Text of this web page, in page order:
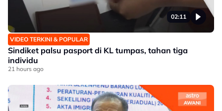
02:11
VIDEO TERKINI & POPULAR
Sindiket palsu pasport di KL tumpas, tahan tiga
individu
21 hours ago